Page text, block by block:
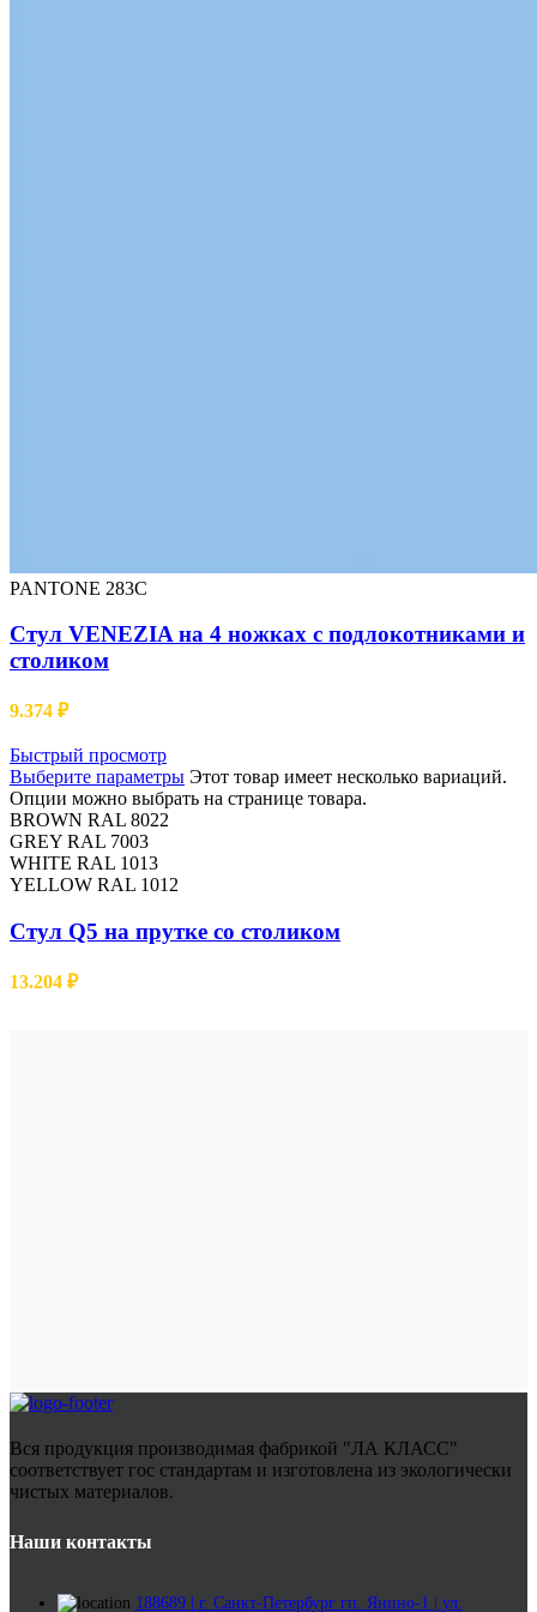
PANTONE 283C
Cтул VENEZIA на 4 ножках с подлокотниками и
столиком
9.374 ₽
Быстрый просмотр
Выберите параметры Этот товар имеет несколько вариаций.
Опции можно выбрать на странице товара.
BROWN RAL 8022
GREY RAL 7003
WHITE RAL 1013
YELLOW RAL 1012
Cтул Q5 на прутке со столиком
13.204 ₽
Вся продукция производимая фабрикой "ЛА КЛАСС"
соответствует гос стандартам и изготовлена из экологически
чистых материалов.
Наши контакты
188689 | г. Санкт-Петербург гп. Янино-1 | ул.